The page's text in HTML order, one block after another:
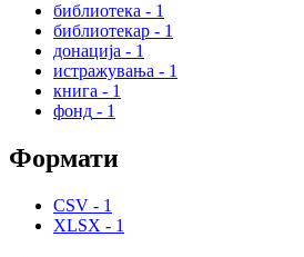
библиотека - 1
библиотекар - 1
донација - 1
истражувања - 1
книга - 1
фонд - 1
Формати
CSV - 1
XLSX - 1